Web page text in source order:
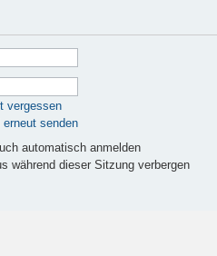
vergessen
senden
automatisch anmelden
während dieser Sitzung verbergen